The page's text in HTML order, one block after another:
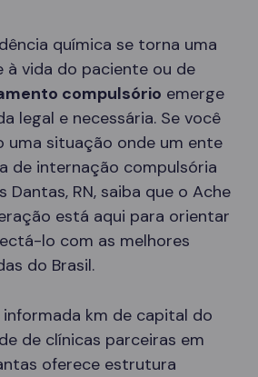
química se torna uma
à vida do paciente ou de
compulsório emerge
legal e necessária. Se você
uma situação onde um ente
de internação compulsória
Dantas, RN, saiba que o Ache
está aqui para orientar
lo com as melhores
do Brasil.
informada km de capital do
de clínicas parceiras em
oferece estrutura